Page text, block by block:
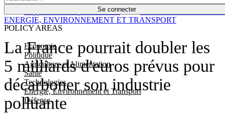
Se connecter
POLICY AREAS
Economie
Politique
Agriculture et Alimentation
Santé
Technologies
Energie, Environnement et Transport
Défense
Économie
La France pourrait doubler les
5 milliards d'euros prévus pour
décarboner son industrie
polluante
ENERGIE, ENVIRONNEMENT ET TRANSPORT